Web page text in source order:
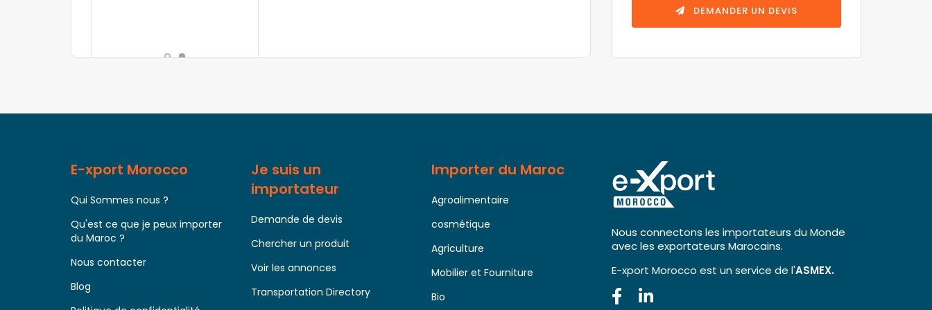
DEMANDER UN DEVIS
E-xport Morocco
Qui Sommes nous ?
Qu'est ce que je peux importer
du Maroc ?
Nous contacter
Blog
Je suis un
importateur
Demande de devis
Chercher un produit
Voir les annonces
Transportation Directory
Importer du Maroc
Agroalimentaire
cosmétique
Agriculture
Mobilier et Fourniture
Bio
Nous connectons les importateurs du Monde
avec les exportateurs Marocains.
E-xport Morocco est un service de l'ASMEX.